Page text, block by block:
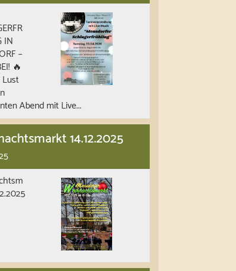
IN
–
🔥
Abend mit Live...
14.12.2025